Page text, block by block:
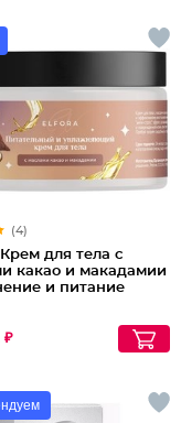
(4)
Крем для тела с
какао и макадамии
и питание
₽